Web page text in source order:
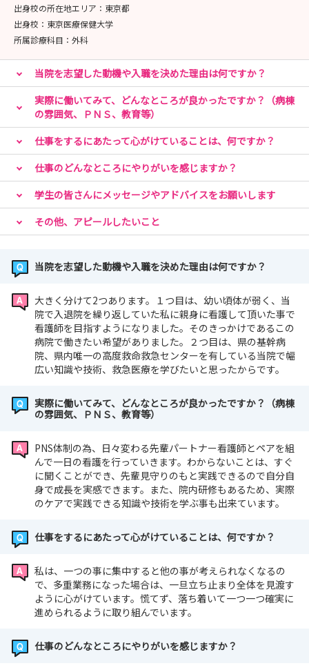
出身校の所在地エリア： 東京都
出身校： 東京医療保健大学
所属診療科目： 外科
当院を志望した動機や入職を決めた理由は何ですか？
実際に働いてみて、どんなところが良かったですか？（病棟
の雰囲気、ＰＮＳ、教育等）
仕事をするにあたって心がけていることは、何ですか？
仕事のどんなところにやりがいを感じますか？
学生の皆さんにメッセージやアドバイスをお願いします
その他、アピールしたいこと
当院を志望した動機や入職を決めた理由は何ですか？
大きく分けて2つあります。１つ目は、幼い頃体が弱く、当
院で入退院を繰り返していた私に親身に看護して頂いた事で
看護師を目指すようになりました。そのきっかけであるこの
病院で働きたい希望がありました。２つ目は、県の基幹病
院、県内唯一の高度救命救急センターを有している当院で幅
広い知識や技術、救急医療を学びたいと思ったからです。
実際に働いてみて、どんなところが良かったですか？（病棟
の雰囲気、ＰＮＳ、教育等）
PNS体制の為、日々変わる先輩パートナー看護師とペアを組
んで一日の看護を行っていきます。わからないことは、すぐ
に聞くことができ、先輩見守りのもと実践できるので自分自
身で成長を実感できます。また、院内研修もあるため、実際
のケアで実践できる知識や技術を学ぶ事も出来ています。
仕事をするにあたって心がけていることは、何ですか？
私は、一つの事に集中すると他の事が考えられなくなるの
で、多重業務になった場合は、一旦立ち止まり全体を見渡す
ように心がけています。慌てず、落ち着いて一つ一つ確実に
進められるように取り組んでいます。
仕事のどんなところにやりがいを感じますか？